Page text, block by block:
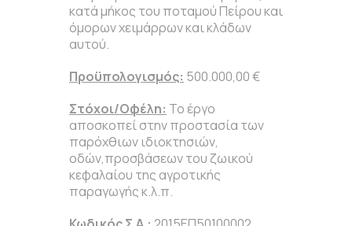
κατά μήκος του ποταμού Πείρου και
όμορων χειμάρρων και κλάδων
αυτού.
Προϋπολογισμός: 500.000,00 €
Στόχοι/Οφέλη: Το έργο
αποσκοπεί στην προστασία των
παρόχθιων ιδιοκτησιών,
οδών,προσβάσεων του ζωικού
κεφαλαίου της αγροτικής
παραγωγής κ.λ.π.